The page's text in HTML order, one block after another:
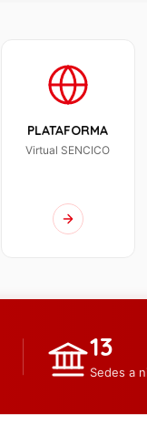
PLATAFORMA
Virtual SENCICO
13
Sedes a